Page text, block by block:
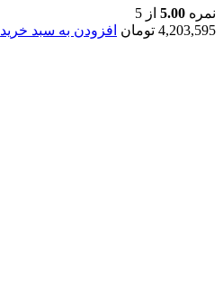
نمره 5.00 از 5
4,203,595 تومان افزودن به سبد خرید